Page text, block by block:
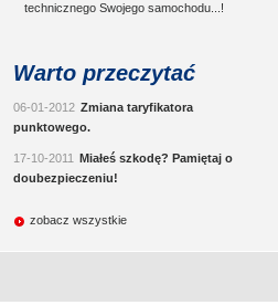
technicznego Swojego samochodu...!
Warto przeczytać
06-01-2012 Zmiana taryfikatora
punktowego.
17-10-2011 Miałeś szkodę? Pamiętaj o
doubezpieczeniu!
zobacz wszystkie